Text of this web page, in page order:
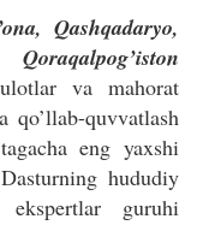
Qashqadaryo,
va mahorat
qo’llab-quvvatlash
eng yaxshi
hududiy
ekspertlar guruhi